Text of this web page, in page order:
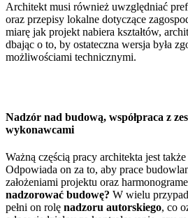
Architekt musi również uwzględniać
oraz przepisy lokalne dotyczące
miarę jak projekt nabiera kształtów,
dbając o to, by ostateczna wersja była
możliwościami technicznymi.
Nadzór nad budową, współpraca z
wykonawcami
Ważną częścią pracy architekta jest także
Odpowiada on za to, aby prace
założeniami projektu oraz
nadzorować budowę? W wielu
pełni on rolę nadzoru autorskiego, co